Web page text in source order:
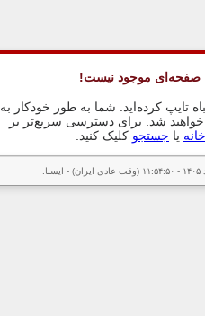
صفحه‌ای موجود نیست!
تایپ کرده‌اید. شما به طور خودکار به
شد. برای دسترسی سریع‌تر بر
خانه یا جستجو کلیک کنید.